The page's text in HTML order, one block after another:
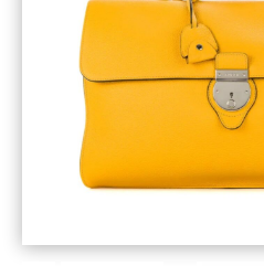
Compras
Ventas
Cerrar sesión